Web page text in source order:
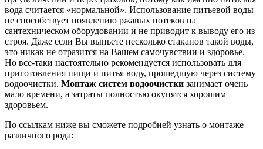
вода считается «нормальной». Использование питьевой воды
не способствует появлению ржавых потеков на
сантехническом оборудовании и не приводит к выводу его из
строя. Даже если Вы выпьете несколько стаканов такой воды,
это никак не отразится на Вашем самочувствии и здоровье.
Но все-таки настоятельно рекомендуется использовать для
приготовления пищи и питья воду, прошедшую через систему
водоочистки. Монтаж систем водоочистки занимает очень
мало времени, а затраты полностью окупятся хорошим
здоровьем.
По ссылкам ниже вы сможете подробней узнать о монтаже
различного рода: